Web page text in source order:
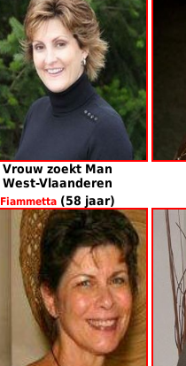
Vrouw zoekt Man
West-Vlaanderen
Fiammetta(58 jaar)